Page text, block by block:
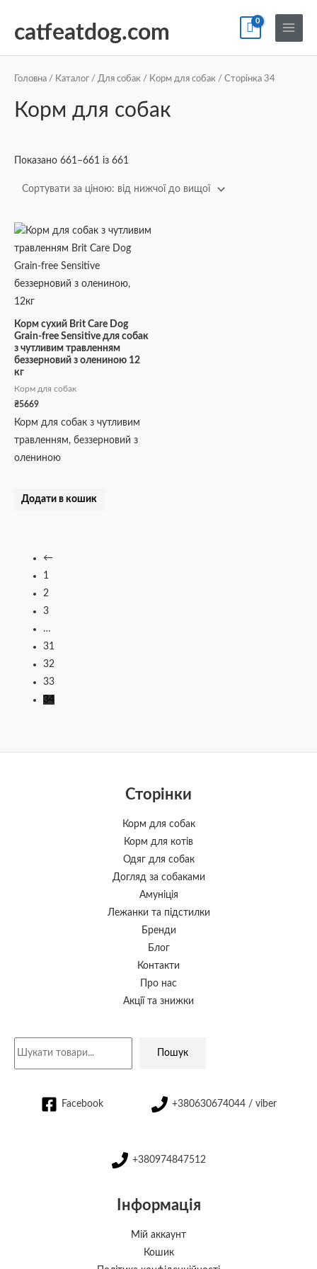
catfeatdog.com
Main
Menu
Головна / Каталог / Для собак / Корм для собак / Сторінка 34
Корм для собак
Показано 661–661 із 661
ціною:
до
найвищої
Корм сухий Brit Care Dog
Grain-free Sensitive для собак
з чутливим травленням
беззерновий з олениною 12
кг
Корм для собак
₴5669
Корм для собак з чутливим
травленням, беззерновий з
олениною
Додати в кошик
←
1
2
3
…
31
32
33
34
Сторінки
Корм для собак
Корм для котів
Одяг для собак
Догляд за собаками
Амуніція
Лежанки та підстилки
Бренди
Блог
Контакти
Про нас
Акції та знижки
Пошук
Facebook +380630674044 / viber
+380974847512
Інформація
Мій аккаунт
Кошик